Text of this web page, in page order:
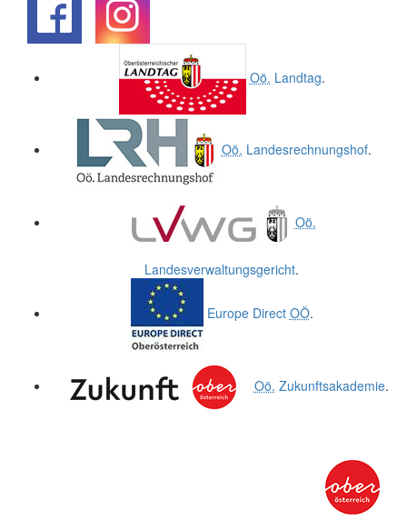
Oö. Landtag.
Oö. Landesrechnungshof.
Oö.
Landesverwaltungsgericht.
Europe Direct OÖ.
Oö. Zukunftsakademie.